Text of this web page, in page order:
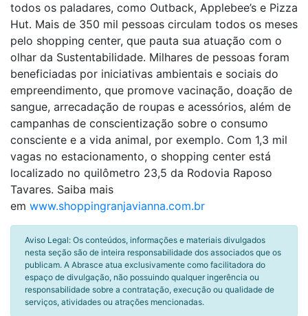
todos os paladares, como Outback, Applebee’s e Pizza
Hut. Mais de 350 mil pessoas circulam todos os meses
pelo shopping center, que pauta sua atuação com o
olhar da Sustentabilidade. Milhares de pessoas foram
beneficiadas por iniciativas ambientais e sociais do
empreendimento, que promove vacinação, doação de
sangue, arrecadação de roupas e acessórios, além de
campanhas de conscientização sobre o consumo
consciente e a vida animal, por exemplo. Com 1,3 mil
vagas no estacionamento, o shopping center está
localizado no quilômetro 23,5 da Rodovia Raposo
Tavares. Saiba mais
em www.shoppingranjavianna.com.br
Aviso Legal: Os conteúdos, informações e materiais divulgados
nesta seção são de inteira responsabilidade dos associados que os
publicam. A Abrasce atua exclusivamente como facilitadora do
espaço de divulgação, não possuindo qualquer ingerência ou
responsabilidade sobre a contratação, execução ou qualidade de
serviços, atividades ou atrações mencionadas.